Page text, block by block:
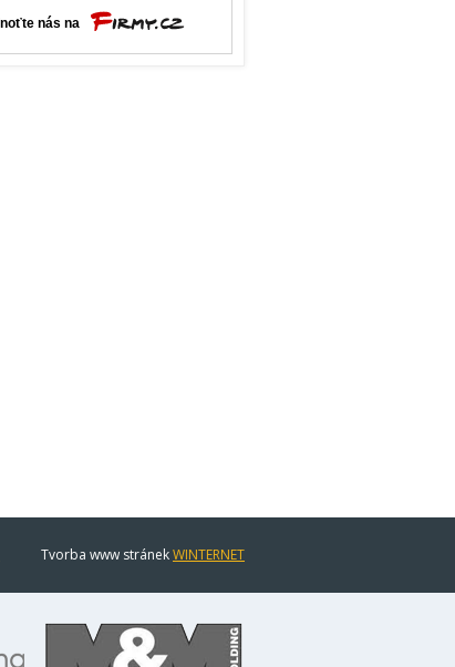
Tvorba www stránekWINTERNET